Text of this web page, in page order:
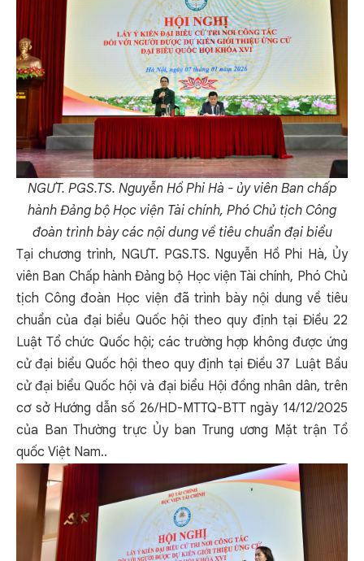
NGƯT. PGS.TS. Nguyễn Hồ Phi Hà - ủy viên Ban chấp
hành Đảng bộ Học viện Tài chính, Phó Chủ tịch Công
đoàn trình bày các nội dung về tiêu chuẩn đại biểu
Tại chương trình, NGƯT. PGS.TS. Nguyễn Hồ Phi Hà, Ủy
viên Ban Chấp hành Đảng bộ Học viện Tài chính, Phó Chủ
tịch Công đoàn Học viện đã trình bày nội dung về tiêu
chuẩn của đại biểu Quốc hội theo quy định tại Điều 22
Luật Tổ chức Quốc hội; các trường hợp không được ứng
cử đại biểu Quốc hội theo quy định tại Điều 37 Luật Bầu
cử đại biểu Quốc hội và đại biểu Hội đồng nhân dân, trên
cơ sở Hướng dẫn số 26/HD-MTTQ-BTT ngày 14/12/2025
của Ban Thường trực Ủy ban Trung ương Mặt trận Tổ
quốc Việt Nam..